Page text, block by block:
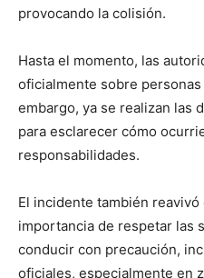
provocando la colisión.
Hasta el momento, las
oficialmente sobre
embargo, ya se realizan las
para esclarecer cómo
responsabilidades.
El incidente también
importancia de respetar las
conducir con precaución,
oficiales, especialmente en